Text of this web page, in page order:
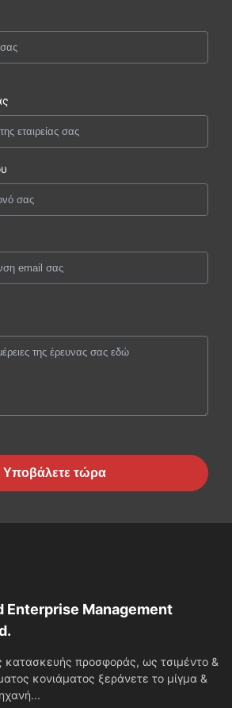
Υποβάλετε τώρα
Enterprise Management
κατασκευής προσφοράς, ως τσιμέντο &
κονιάματος ξεράνετε το μίγμα &